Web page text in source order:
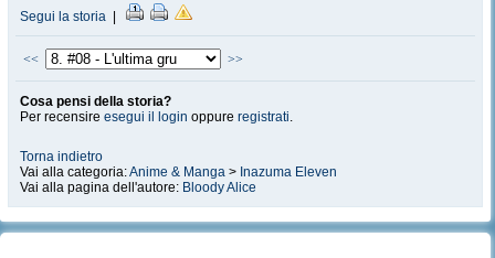
Segui la storia
<< >>
Cosa pensi della storia?
Per recensire esegui il login oppure registrati.
Torna indietro
Vai alla categoria:Anime & Manga > Inazuma Eleven
Vai alla pagina dell'autore: Bloody Alice